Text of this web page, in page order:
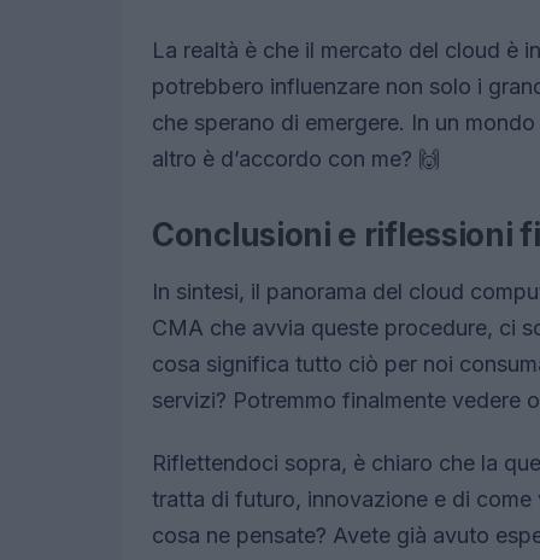
La realtà è che il mercato del cloud è
potrebbero influenzare non solo i
che sperano di emergere. In un
altro è d’accordo con me? 🙌
Conclusioni e riflessioni
In sintesi, il panorama del cloud
CMA che avvia queste procedure, ci
cosa significa tutto ciò per noi
servizi? Potremmo finalmente vedere
Riflettendoci sopra, è chiaro che la
tratta di futuro, innovazione e di
cosa ne pensate? Avete già avuto